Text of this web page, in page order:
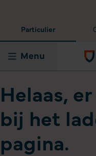
Particulier
Menu
Helaas,
bij het
pagina.